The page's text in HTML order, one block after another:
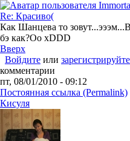
Re: Красиво(
Как Шанцева то
бэ как?Оо xDDD
Вверх
Войдите или
комментарии
пт, 08/01/2010 - 09:12
Постоянная ссылка (Permalink)
Кисуля